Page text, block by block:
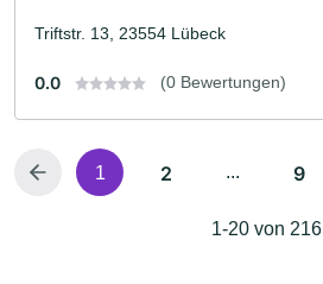
Triftstr. 13, 23554 Lübeck
0.0 (0 Bewertungen)
1 2 ... 9
1-20 von 216